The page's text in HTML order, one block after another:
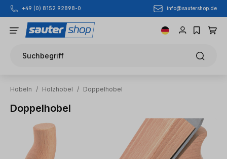
Zum Hauptinhalt springen
+49 (0) 8152 92898-0 info@sautershop.de
Suchbegriff
Hobeln / Holzhobel / Doppelhobel
Doppelhobel